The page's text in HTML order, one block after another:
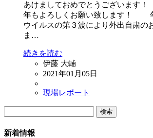
あけましておめでとうございます
年もよろしくお願い致します！
ウイルスの第３波により外出自粛の
ま…
続きを読む
伊藤 大輔
2021年01月05日
現場レポート
新着情報